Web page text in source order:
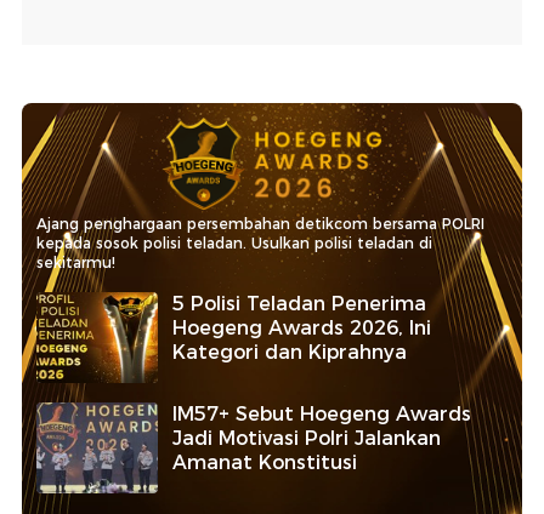
Ajang penghargaan persembahan detikcom bersama POLRI
kepada sosok polisi teladan. Usulkan polisi teladan di
sekitarmu!
5 Polisi Teladan Penerima
Hoegeng Awards 2026, Ini
Kategori dan Kiprahnya
IM57+ Sebut Hoegeng Awards
Jadi Motivasi Polri Jalankan
Amanat Konstitusi